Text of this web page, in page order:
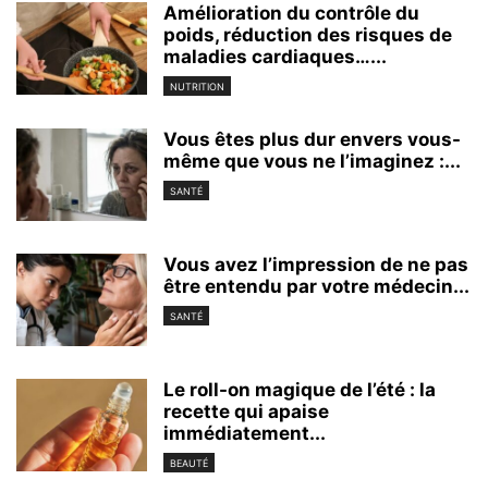
Amélioration du contrôle du
poids, réduction des risques de
maladies cardiaques…...
NUTRITION
Vous êtes plus dur envers vous-
même que vous ne l’imaginez :...
SANTÉ
Vous avez l’impression de ne pas
être entendu par votre médecin...
SANTÉ
Le roll-on magique de l’été : la
recette qui apaise
immédiatement...
BEAUTÉ